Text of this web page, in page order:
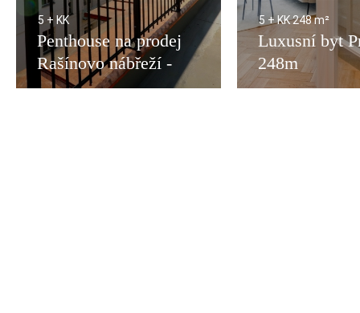
5 + KK
Penthouse na prodej
Rašínovo nábřeží -
318m
5 + KK248 m²
Luxusní byt
248m